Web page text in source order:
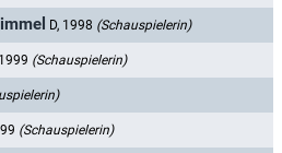
D, 1998 (Schauspielerin)
(Schauspielerin)
(Schauspielerin)